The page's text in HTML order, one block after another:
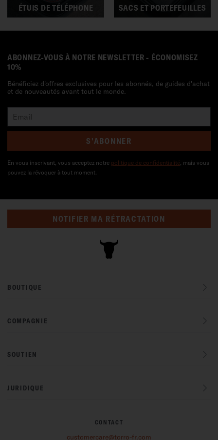
ÉTUIS DE TÉLÉPHONE SACS ET PORTEFEUILLES
ABONNEZ-VOUS À NOTRE NEWSLETTER - ÉCONOMISEZ
10%
Bénéficiez d'offres exclusives pour les abonnés, de guides d'achat
et de nouveautés avant tout le monde.
S'ABONNER
En vous inscrivant, vous acceptez notre politique de confidentialité, mais vous
pouvez la révoquer à tout moment.
NOTIFIER MA RÉTRACTATION
BOUTIQUE
COMPAGNIE
SOUTIEN
JURIDIQUE
CONTACT
customercare@torro-fr.com